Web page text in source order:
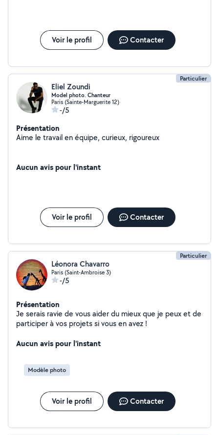
Voir le profil Contacter
Particulier
Eliel Zoundi
Model photo. Chanteur
Paris (Sainte-Marguerite 12)
-/5
Présentation
Aime le travail en équipe, curieux, rigoureux
Aucun avis pour l'instant
Voir le profil Contacter
Particulier
Léonora Chavarro
Paris (Saint-Ambroise 3)
-/5
Présentation
Je serais ravie de vous aider du mieux que je peux et de
participer à vos projets si vous en avez !
Aucun avis pour l'instant
Modèle photo
Voir le profil Contacter